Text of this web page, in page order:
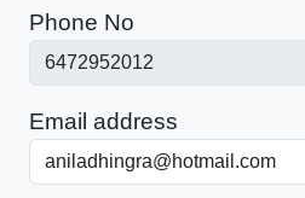
Phone No
Email address